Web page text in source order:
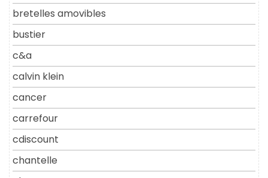
bretelles amovibles
bustier
c&a
calvin klein
cancer
carrefour
cdiscount
chantelle